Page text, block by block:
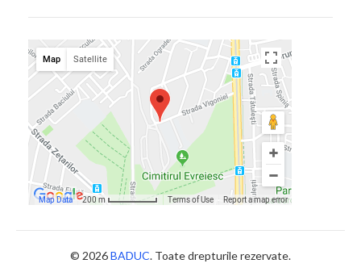
© 2026BADUC. Toate drepturile rezervate.